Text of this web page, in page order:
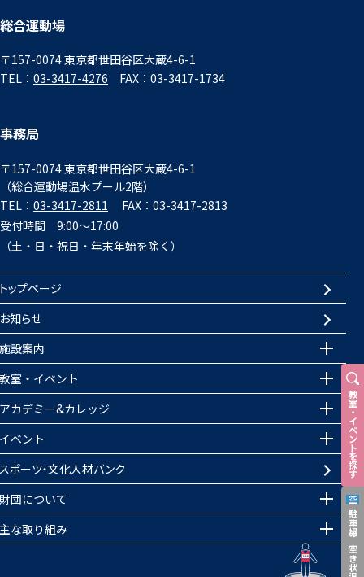
教室
・
イベントを探す
空
駐車場の空き状況
総合運動場
〒157-0074 東京都世田谷区大蔵4-6-1
TEL： 03-3417-4276 FAX：03-3417-1734
事務局
〒157-0074 東京都世田谷区大蔵4-6-1
（総合運動場温水プール2階）
TEL： 03-3417-2811
FAX：03-3417-2813
受付時間 9:00～17:00
（土・日・祝日・年末年始を除く）
ップページ
知らせ
設案内
室・イベント
カデミー&カレッジ
ベント
ポーツ・文化人材バンク
団について
な取り組み